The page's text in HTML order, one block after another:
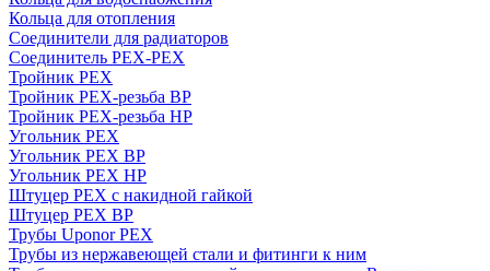
Кольца для отопления
Соединители для радиаторов
Соединитель PEX-PEX
Тройник PEX
Тройник PEX-резьба ВР
Тройник PEX-резьба НР
Угольник PEX
Угольник PEX ВР
Угольник PEX НР
Штуцер PEX c накидной гайкой
Штуцер PEX ВР
Трубы Uponor PEX
Трубы из нержавеющей стали и фитинги к ним